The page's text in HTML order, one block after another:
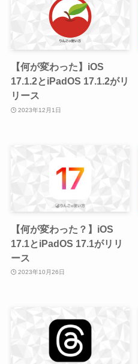
【何が変わった】iOS
17.1.2とiPadOS 17.1.2がリ
リース
2023年12月1日
【何が変わった？】iOS
17.1とiPadOS 17.1がリリ
ース
2023年10月26日